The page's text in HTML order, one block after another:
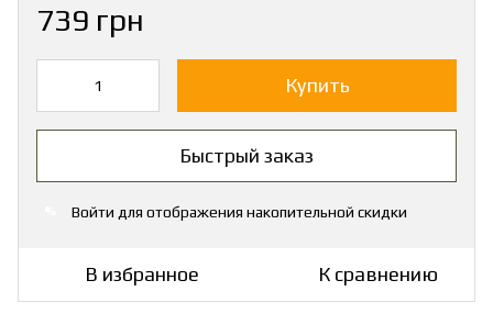
739 грн
Купить
Быстрый заказ
Войти для отображения накопительной скидки
В избранное К сравнению